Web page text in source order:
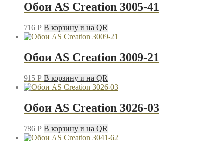
Обои AS Creation 3005-41
716 P В корзину и на QR
Обои AS Creation 3009-21
915 P В корзину и на QR
Обои AS Creation 3026-03
786 P В корзину и на QR